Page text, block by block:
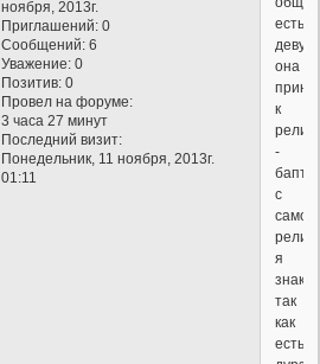
ноября, 2013г.
Приглашений: 0
Сообщений: 6
Уважение: 0
Позитив: 0
Провел на форуме:
3 часа 27 минут
Последний визит:
Понедельник, 11 ноября, 2013г.
01:11
есть
она
к
-
с
самой
я
так
как
есть